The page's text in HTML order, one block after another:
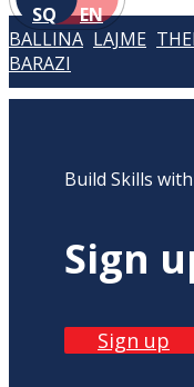
SQ EN
BALLINA LAJME
BARAZI
Build Skills with
Sign
Sign up